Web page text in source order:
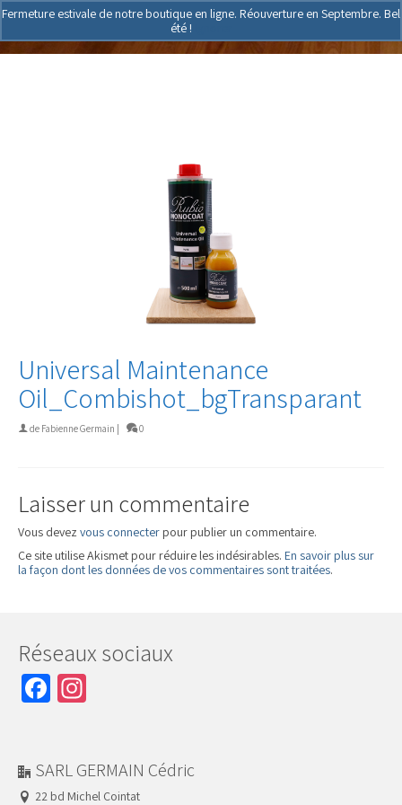
Fermeture estivale de notre boutique en ligne. Réouverture en Septembre. Bel
été !
Universal Maintenance
Oil_Combishot_bgTransparant
de Fabienne Germain | 0
Laisser un commentaire
Vous devez vous connecter pour publier un commentaire.
Ce site utilise Akismet pour réduire les indésirables. En savoir plus sur
la façon dont les données de vos commentaires sont traitées.
Réseaux sociaux
Facebook
SARL GERMAIN Cédric
22 bd Michel Cointat